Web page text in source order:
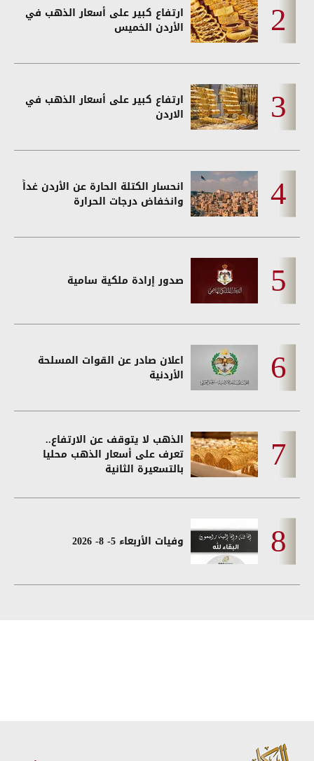
ارتفاع كبير على أسعار الذهب في
الأردن الخميس
ارتفاع كبير على أسعار الذهب في
الاردن
انحسار الكتلة الحارة عن الأردن غداً
وانخفاض درجات الحرارة
صدور إرادة ملكية سامية
اعلان صادر عن القوات المسلحة
الأردنية
الذهب لا يتوقف عن الارتفاع..
تعرف على أسعار الذهب محليا
بالتسعيرة الثانية
وفيات الأربعاء 5- 8- 2026